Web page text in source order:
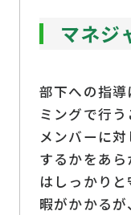
マネジ
部下への指
ミングで行
メンバーに
するかをあ
はしっかり
暇がかかる